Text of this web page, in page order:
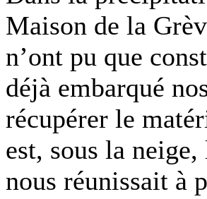
Maison de la
n’ont pu que
déjà embarqué
récupérer le
est, sous la
nous réunissait à